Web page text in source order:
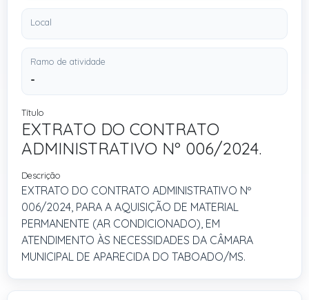
Local
Ramo de atividade
-
Título
EXTRATO DO CONTRATO
ADMINISTRATIVO Nº 006/2024.
Descrição
EXTRATO DO CONTRATO ADMINISTRATIVO Nº
006/2024, PARA A AQUISIÇÃO DE MATERIAL
PERMANENTE (AR CONDICIONADO), EM
ATENDIMENTO ÀS NECESSIDADES DA CÂMARA
MUNICIPAL DE APARECIDA DO TABOADO/MS.